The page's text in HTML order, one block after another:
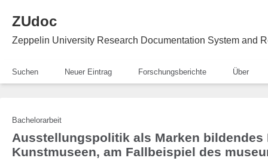
ZUdoc
Zeppelin University Research Documentation System and
Suchen Neuer Eintrag Forschungsberichte Über
Bachelorarbeit
Ausstellungspolitik als Marken bildendes
Kunstmuseen, am Fallbeispiel des